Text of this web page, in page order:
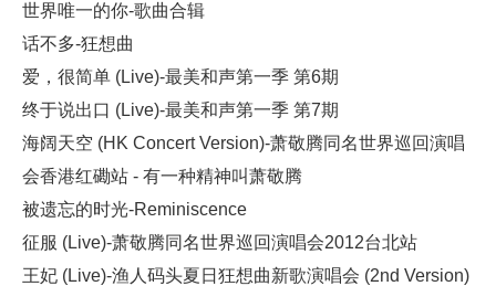
世界唯一的你-歌曲合辑
话不多-狂想曲
爱，很简单 (Live)-最美和声第一季 第6期
终于说出口 (Live)-最美和声第一季 第7期
海阔天空 (HK Concert Version)-萧敬腾同名世界巡回演唱
会香港红磡站 - 有一种精神叫萧敬腾
被遗忘的时光-Reminiscence
征服 (Live)-萧敬腾同名世界巡回演唱会2012台北站
王妃 (Live)-渔人码头夏日狂想曲新歌演唱会 (2nd Version)